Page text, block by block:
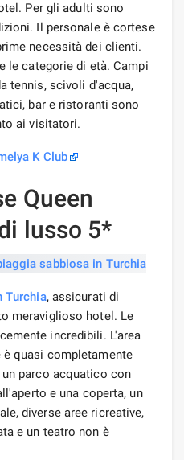
Per gli adulti sono
Il personale è cortese
necessità dei clienti.
le categorie di età. Campi
tennis, scivoli d'acqua,
bar e ristoranti sono
ai visitatori.
K Club
Queen
lusso 5*
Turchia, assicurati di
meraviglioso hotel. Le
incredibili. L'area
quasi completamente
parco acquatico con
e una coperta, un
diverse aree ricreative,
e un teatro non è